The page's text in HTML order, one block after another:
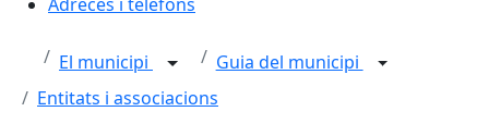
El municipi
Guia del municipi
Entitats i associacions